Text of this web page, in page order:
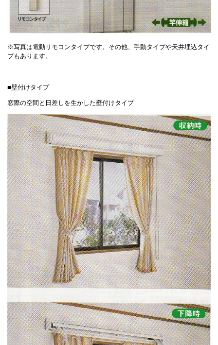
※写真は電動リモコンタイプです。その他、手動タイプや天井埋込タイ
プもあります。
■壁付けタイプ
窓際の空間と日差しを生かした壁付けタイプ